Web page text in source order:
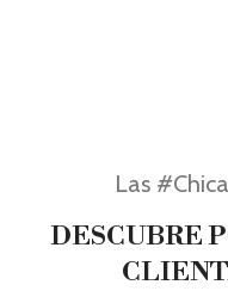
Las
DESCUBRE